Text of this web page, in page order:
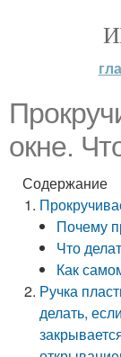
окне.
Содержание
Почему
Что
Как
Ручка
делать,